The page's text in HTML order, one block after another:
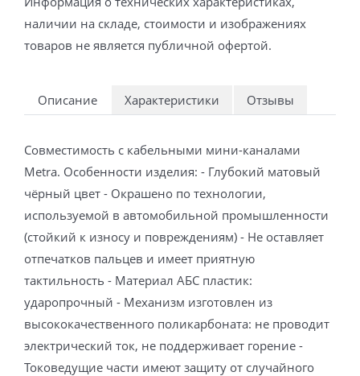
наличии на складе, стоимости и изображениях
товаров не является публичной офертой.
Описание Характеристики Отзывы
Совместимость с кабельными мини-каналами
Metra. Особенности изделия: - Глубокий матовый
чёрный цвет - Окрашено по технологии,
используемой в автомобильной промышленности
(стойкий к износу и повреждениям) - Не оставляет
отпечатков пальцев и имеет приятную
тактильность - Материал АБС пластик:
ударопрочный - Механизм изготовлен из
высококачественного поликарбоната: не проводит
электрический ток, не поддерживает горение -
Токоведущие части имеют защиту от случайного